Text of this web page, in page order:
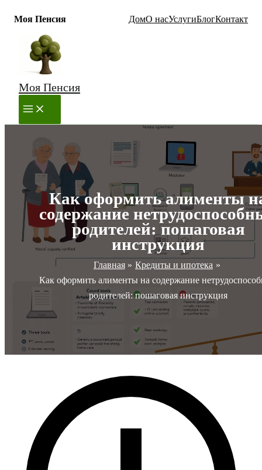
Моя Пенсия ДомО насУслугиБлогКонтакт
Перейти
содержимому
Моя Пенсия
MAIN
MENU
Как оформить алименты
содержание
родителей: пошаговая
инструкция
Главная
Кредиты и ипотека
Как оформить алименты на содержание
родителей: пошаговая инструкция